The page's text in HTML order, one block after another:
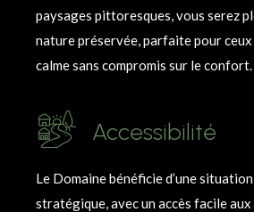
paysages pittoresques, vous serez
nature préservée, parfaite pour
calme sans compromis sur le confort.
Accessibilité
Le Domaine bénéficie d’une
stratégique, avec un accès facile